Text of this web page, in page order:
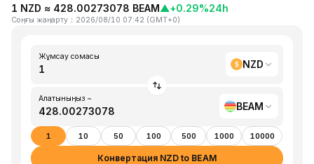
1 NZD ≈ 428.00273078 BEAM▲+0.29%24h
Соңғы жаңарту ： 2026/08/10 07:42 (GMT+0)
Жұмсау сомасы
NZD
Алатыныңыз ~
BEAM
1 10 50 100 500 1000 10000
Конвертация NZD to BEAM